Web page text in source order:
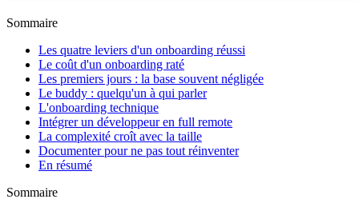
Sommaire
Les quatre leviers d'un onboarding réussi
Le coût d'un onboarding raté
Les premiers jours : la base souvent négligée
Le buddy : quelqu'un à qui parler
L'onboarding technique
Intégrer un développeur en full remote
La complexité croît avec la taille
Documenter pour ne pas tout réinventer
En résumé
Sommaire